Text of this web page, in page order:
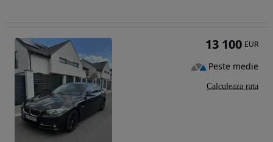
13 100 EUR
Peste medie
Calculeaza rata